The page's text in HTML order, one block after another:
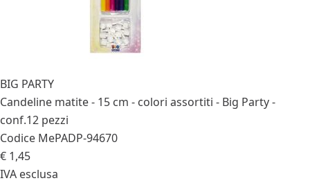
BIG PARTY
Candeline matite - 15 cm - colori assortiti - Big Party -
conf.12 pezzi
Codice MePADP-94670
€ 1,45
IVA esclusa